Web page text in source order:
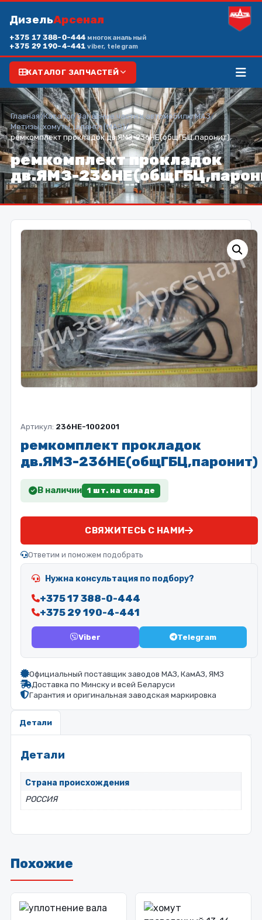
ДизельАрсенал
+375 17 388-0-444 многоканальный
+375 29 190-4-441viber, telegram
КАТАЛОГ ЗАПЧАСТЕЙ
Главная/Каталог/Запасные части к автомобилю МАЗ/
Метизы, хомуты, шланги (МАЗ)/
ремкомплект прокладок дв.ЯМЗ-236НЕ(общГБЦ,паронит)
ремкомплект прокладок
дв.ЯМЗ-
Артикул: 236НЕ-1002001
ремкомплект прокладок
дв.ЯМЗ-236НЕ(общГБЦ,паронит)
В наличии 1 шт. на складе
СВЯЖИТЕСЬ С НАМИ
Ответим и поможем подобрать
Нужна консультация по подбору?
+375 17 388-0-444
+375 29 190-4-441
Viber Telegram
Официальный поставщик заводов МАЗ, КамАЗ, ЯМЗ
Доставка по Минску и всей Беларуси
Гарантия и оригинальная заводская маркировка
Детали
Детали
Страна происхождения
РОССИЯ
Похожие